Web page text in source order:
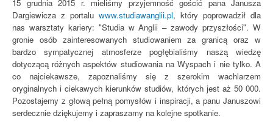
15 grudnia 2015 r. mieliśmy przyjemność gościć pana Janusza
Dargiewicza z portalu www.studiawanglii.pl, który poprowadził dla
nas warsztaty kariery: "Studia w Anglii – zawody przyszłości". W
gronie osób zainteresowanych studiowaniem za granicą oraz w
bardzo sympatycznej atmosferze pogłębialiśmy naszą wiedzę
dotyczącą różnych aspektów studiowania na Wyspach i nie tylko. A
co najciekawsze, zapoznaliśmy się z szerokim wachlarzem
oryginalnych i ciekawych kierunków studiów, których jest aż 50 000.
Pozostajemy z głową pełną pomysłów i inspiracji, a panu Januszowi
serdecznie dziękujemy i zapraszamy na kolejne spotkanie.